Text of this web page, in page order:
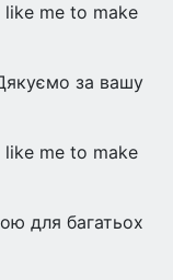
me to make
за вашу
me to make
для багатьох